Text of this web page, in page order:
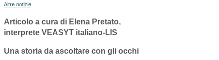
Altre notizie
Articolo a cura di Elena Pretato,
interprete VEASYT italiano-LIS
Una storia da ascoltare con gli occhi